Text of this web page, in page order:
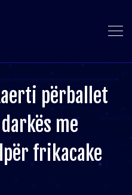
përballet
me
frikacake